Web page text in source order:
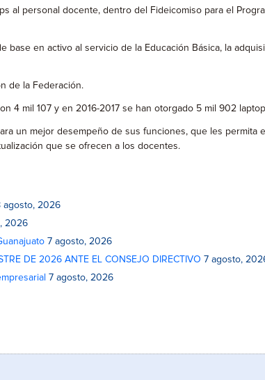
al personal docente, dentro del Fideicomiso para el
base en activo al servicio de la Educación Básica, la
de la Federación.
4 mil 107 y en 2016-2017 se han otorgado 5 mil 902
un mejor desempeño de sus funciones, que les permita
que se ofrecen a los docentes.
agosto, 2026
2026
7 agosto, 2026
DE 2026 ANTE EL CONSEJO DIRECTIVO 7 agosto,
7 agosto, 2026